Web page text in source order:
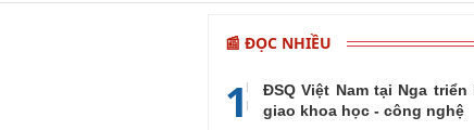
📰 ĐỌC NHIỀU
1
ĐSQ Việt Nam tại Nga
giao khoa học - công nghệ